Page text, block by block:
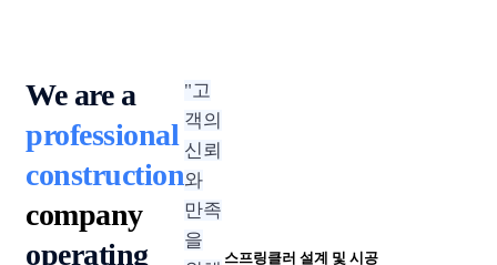
We are a
professional
construction
company
operating
"고
객의
신뢰
와
만족
을
스프링클러 설계 및 시공